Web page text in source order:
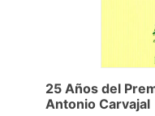
25 Años del
Antonio Carvajal